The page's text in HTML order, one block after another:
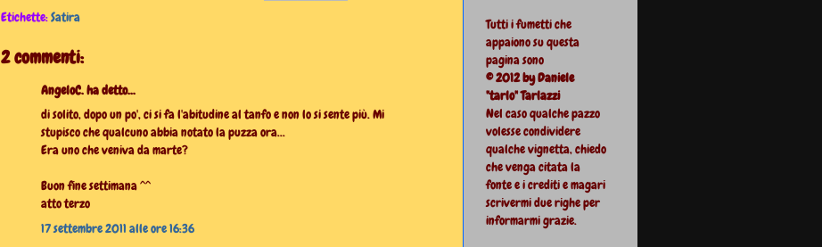
Etichette:Satira
2 commenti:
AngeloC. ha detto...
di solito, dopo un po', ci si fa l'abitudine al tanfo e non lo si sente più. Mi
stupisco che qualcuno abbia notato la puzza ora...
Era uno che veniva da marte?
Buon fine settimana ^^
atto terzo
17 settembre 2011 alle ore 16:36
Tutti i fumetti che
appaiono su questa
pagina sono
© 2012 by Daniele
"tarlo" Tarlazzi
Nel caso qualche pazzo
volesse condividere
qualche vignetta, chiedo
che venga citata la
fonte e i crediti e magari
scrivermi due righe per
informarmi grazie.